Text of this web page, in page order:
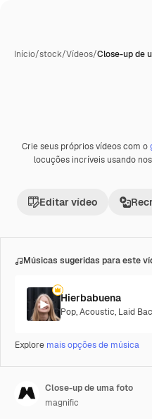
Início/stock/Vídeos/Close-up de
Crie seus próprios vídeos com o
locuções incríveis usando
Editar vídeo
Músicas sugeridas para este
Hierbabuena
Pop,Acoustic, Laid
Explore mais opções de música
Close-up de uma foto
magnific